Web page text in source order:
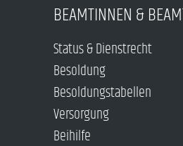
BEAMTINNEN &
Status & Dienstrecht
Besoldung
Besoldungstabellen
Versorgung
Beihilfe